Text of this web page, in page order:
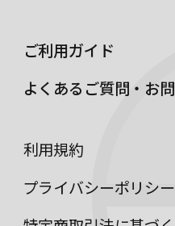
ご利用ガイド
よくあるご質問・お
利用規約
プライバシーポリシー